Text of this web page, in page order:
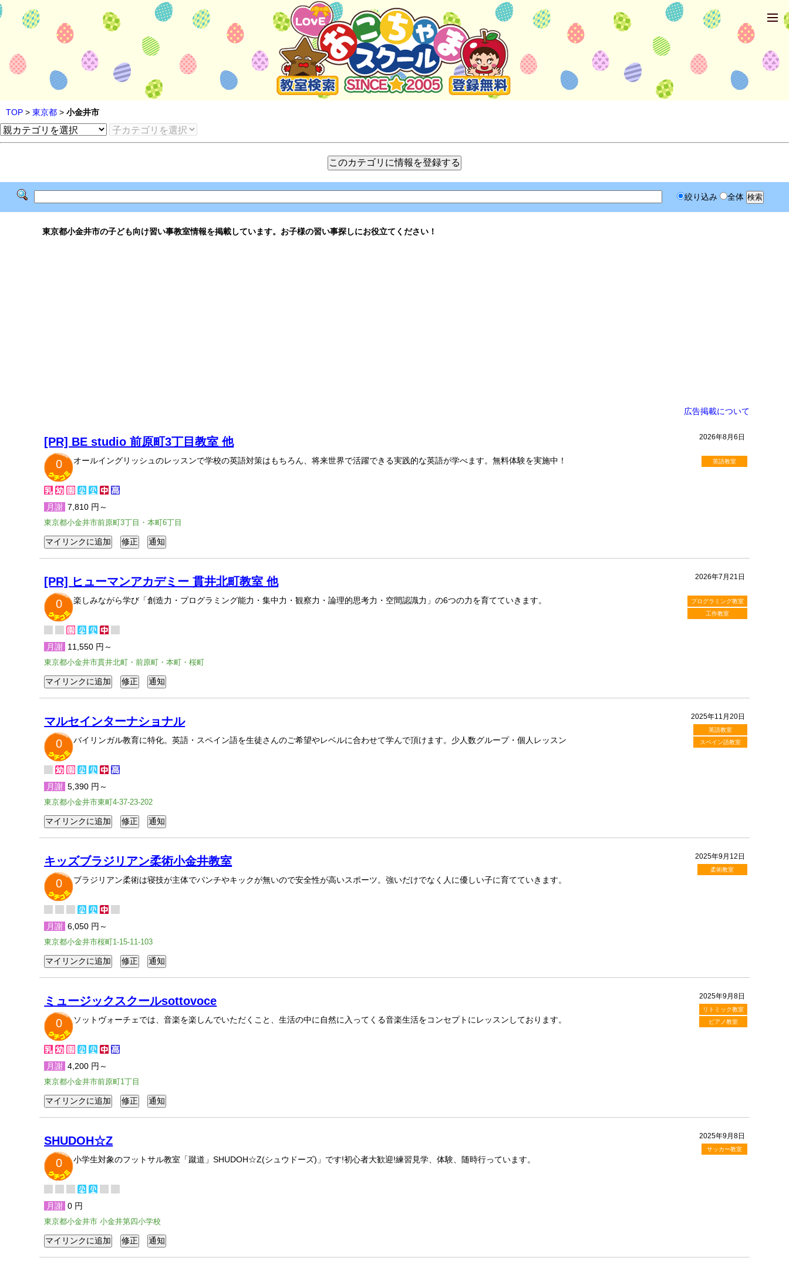
TOP > 東京都 > 小金井市
絞り込み 全体
東京都小金井市の子ども向け習い事教室情報を掲載しています。お子様の習い事探しにお役立てください！
広告掲載について
2026年8月6日
英語教室
[PR] BE studio 前原町3丁目教室 他
0
オールイングリッシュのレッスンで学校の英語対策はもちろん、将来世界で活躍できる実践的な英語が学べます。無料体験を実施中！
月謝 7,810 円～
東京都小金井市前原町3丁目・本町6丁目
2026年7月21日
プログラミング教室
工作教室
[PR] ヒューマンアカデミー 貫井北町教室 他
0
楽しみながら学び「創造力・プログラミング能力・集中力・観察力・論理的思考力・空間認識力」の6つの力を育てていきます。
月謝 11,550 円～
東京都小金井市貫井北町・前原町・本町・桜町
2025年11月20日
英語教室
スペイン語教室
マルセインターナショナル
0
バイリンガル教育に特化。英語・スペイン語を生徒さんのご希望やレベルに合わせて学んで頂けます。少人数グループ・個人レッスン
月謝 5,390 円～
東京都小金井市東町4-37-23-202
2025年9月12日
柔術教室
キッズブラジリアン柔術小金井教室
0
ブラジリアン柔術は寝技が主体でパンチやキックが無いので安全性が高いスポーツ。強いだけでなく人に優しい子に育てていきます。
月謝 6,050 円～
東京都小金井市桜町1-15-11-103
2025年9月8日
リトミック教室
ピアノ教室
ミュージックスクールsottovoce
0
ソットヴォーチェでは、音楽を楽しんでいただくこと、生活の中に自然に入ってくる音楽生活をコンセプトにレッスンしております。
月謝 4,200 円～
東京都小金井市前原町1丁目
2025年9月8日
サッカー教室
SHUDOH☆Z
0
小学生対象のフットサル教室「蹴道」SHUDOH☆Z(シュウドーズ)」です!初心者大歓迎!練習見学、体験、随時行っています。
月謝 0 円
東京都小金井市 小金井第四小学校